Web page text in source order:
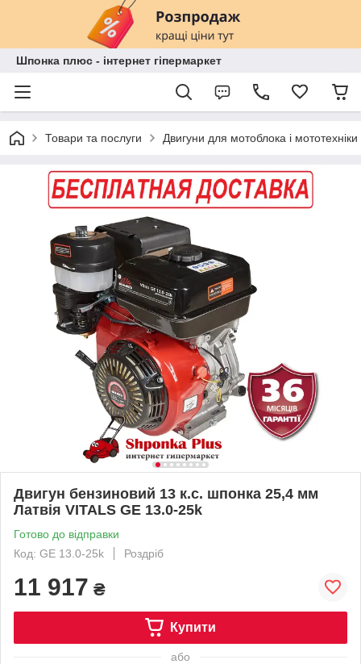
Шпонка плюс - інтернет гіпермаркет
Товари та послуги Двигуни для мотоблока і мототехніки
Двигун бензиновий 13 к.с. шпонка 25,4 мм
Латвія VITALS GE 13.0-25k
Готово до відправки
Код: GE 13.0-25k
Роздріб
11 917 ₴
Купити
або